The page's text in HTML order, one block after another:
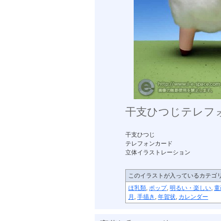
干支ひつじテレフ
干支ひつじ
テレフォンカード
立体イラストレーション
このイラストが入っているカテゴ
ほ乳類, ポップ, 明るい・楽しい,
月 , 手描き , 年賀状, カレンダー